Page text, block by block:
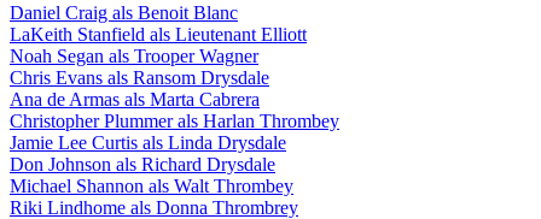
Daniel Craig als Benoit Blanc
LaKeith Stanfield als Lieutenant Elliott
Noah Segan als Trooper Wagner
Chris Evans als Ransom Drysdale
Ana de Armas als Marta Cabrera
Christopher Plummer als Harlan Thrombey
Jamie Lee Curtis als Linda Drysdale
Don Johnson als Richard Drysdale
Michael Shannon als Walt Thrombey
Riki Lindhome als Donna Thrombrey